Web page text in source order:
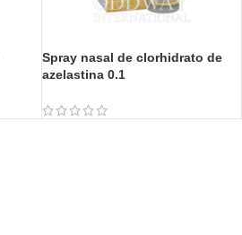
Spray nasal de clorhidrato de
azelastina 0.1